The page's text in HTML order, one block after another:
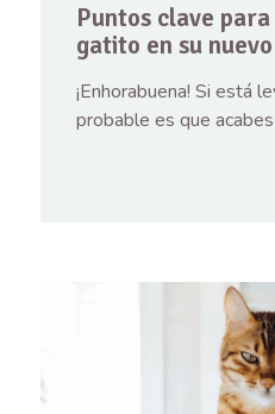
Puntos clave
gatito en su
¡Enhorabuena! Si está
probable es que